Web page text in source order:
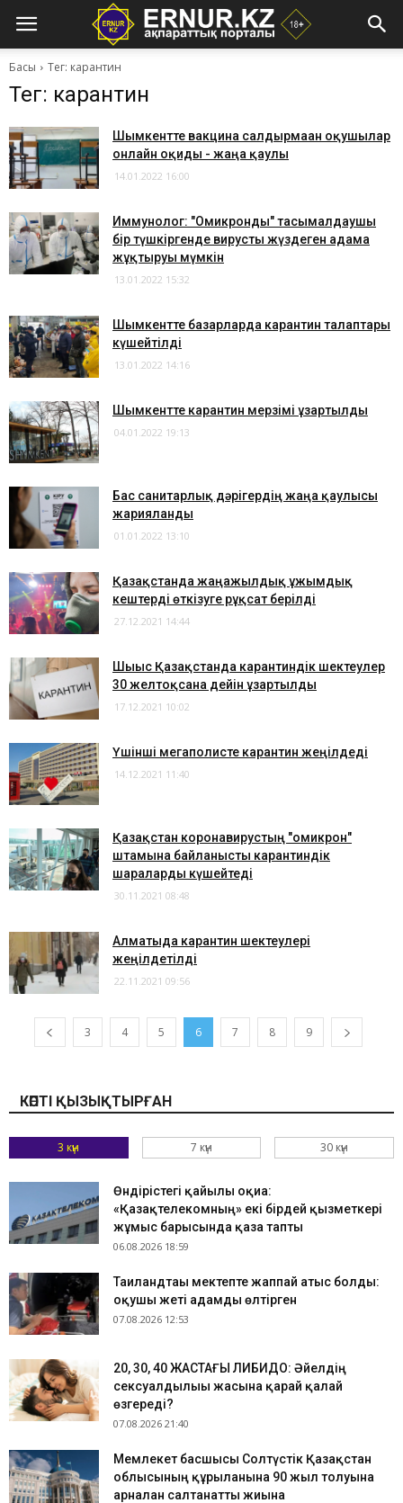
Басы Тег: карантин
Тег: карантин
Шымкентте вакцина салдырмаған оқушылар
онлайн оқиды - жаңа қаулы
14.01.2022 16:00
Иммунолог: "Омикронды" тасымалдаушы
бір түшкіргенде вирусты жүздеген адамға
жұқтыруы мүмкін
13.01.2022 15:32
Шымкентте базарларда карантин талаптары
күшейтілді
13.01.2022 14:16
Шымкентте карантин мерзімі ұзартылды
04.01.2022 19:13
Бас санитарлық дәрігердің жаңа қаулысы
жарияланды
01.01.2022 13:10
Қазақстанда жаңажылдық ұжымдық
кештерді өткізуге рұқсат берілді
27.12.2021 14:44
Шығыс Қазақстанда карантиндік шектеулер
30 желтоқсанға дейін ұзартылды
17.12.2021 10:02
Үшінші мегаполисте карантин жеңілдеді
14.12.2021 11:40
Қазақстан коронавирустың "омикрон"
штамына байланысты карантиндік
шараларды күшейтеді
30.11.2021 08:48
Алматыда карантин шектеулері
жеңілдетілді
22.11.2021 09:56
3 4 5 6 7 8 9
КӨПТІ ҚЫЗЫҚТЫРҒАН
3 күн 7 күн 30 күн
Өндірістегі қайғылы оқиға:
«Қазақтелекомның» екі бірдей қызметкері
жұмыс барысында қаза тапты
06.08.2026 18:59
Таиландтағы мектепте жаппай атыс болды:
оқушы жеті адамды өлтірген
07.08.2026 12:53
​20, 30, 40 ЖАСТАҒЫ ЛИБИДО: Әйелдің
сексуалдылығы жасына қарай қалай
өзгереді?
07.08.2026 21:40
Мемлекет басшысы Солтүстік Қазақстан
облысының құрылғанына 90 жыл толуына
арналған салтанатты жиынға